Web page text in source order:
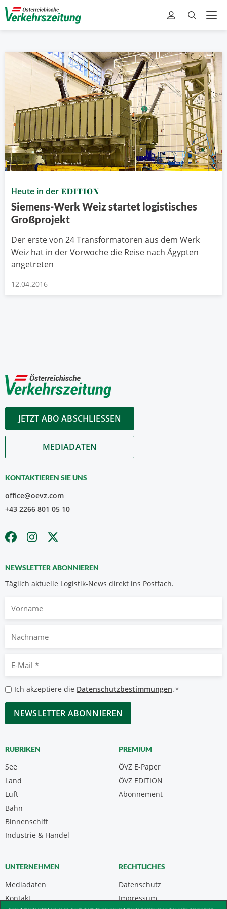
Heute in der EDITION
Siemens-Werk Weiz startet logistisches
Großprojekt
Der erste von 24 Transformatoren aus dem Werk
Weiz hat in der Vorwoche die Reise nach Ägypten
angetreten
12.04.2016
JETZT ABO ABSCHLIESSEN
MEDIADATEN
KONTAKTIEREN SIE UNS
office@oevz.com
+43 2266 801 05 10
NEWSLETTER ABONNIEREN
Täglich aktuelle Logistik-News direkt ins Postfach.
Nachname
Mail
*
Datenschutzbestimmungen
*
Ich akzeptiere die Datenschutzbestimmungen.*
CAPTCHA
RUBRIKEN
See
Land
Luft
Bahn
Binnenschiff
Industrie & Handel
PREMIUM
ÖVZ E-Paper
Abonnement
ÖVZ EDITION
UNTERNEHMEN
Mediadaten
Kontakt
RECHTLICHES
Datenschutz
Impressum